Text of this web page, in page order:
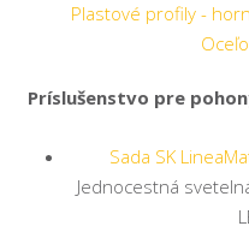
Plastové profily -
Príslušenstvo pre
Sada SK
Jednocestná